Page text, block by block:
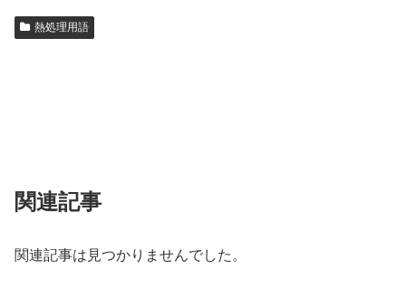
熱処理用語
関連記事
関連記事は見つかりませんでした。